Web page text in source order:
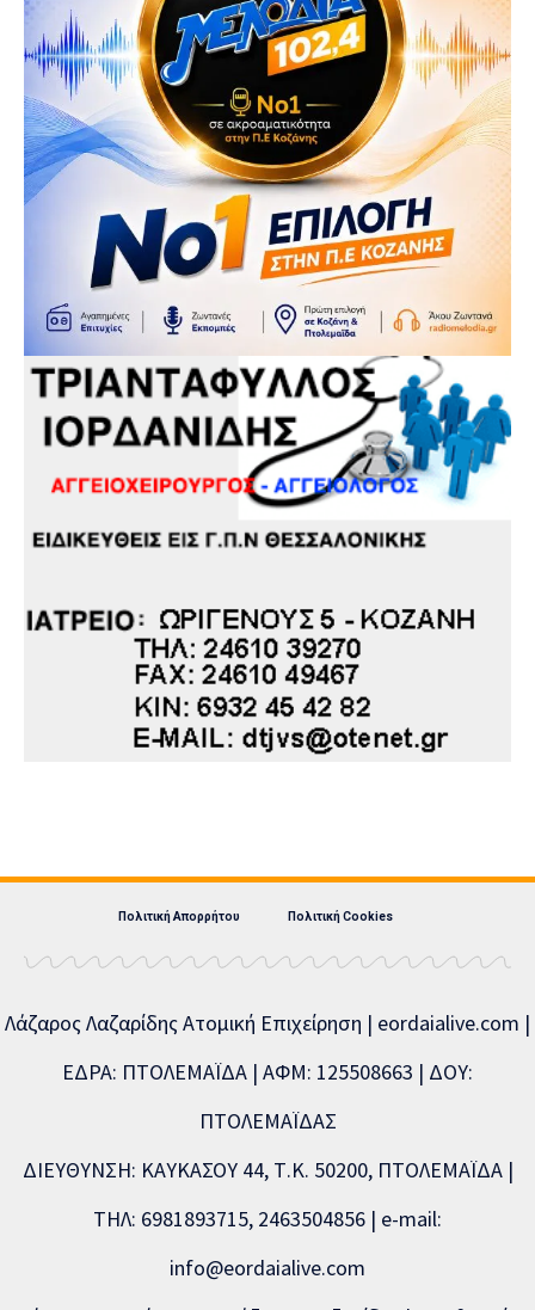
Πολιτική Απορρήτου Πολιτική Cookies
Λάζαρος Λαζαρίδης Ατομική Επιχείρηση | eordaialive.com |
ΕΔΡΑ: ΠΤΟΛΕΜΑΪΔΑ | ΑΦΜ: 125508663 | ΔΟΥ:
ΠΤΟΛΕΜΑΪΔΑΣ
ΔΙΕΥΘΥΝΣΗ: ΚΑΥΚΑΣΟΥ 44, Τ.Κ. 50200, ΠΤΟΛΕΜΑΪΔΑ |
ΤΗΛ: 6981893715, 2463504856 | e-mail:
info@eordaialive.com